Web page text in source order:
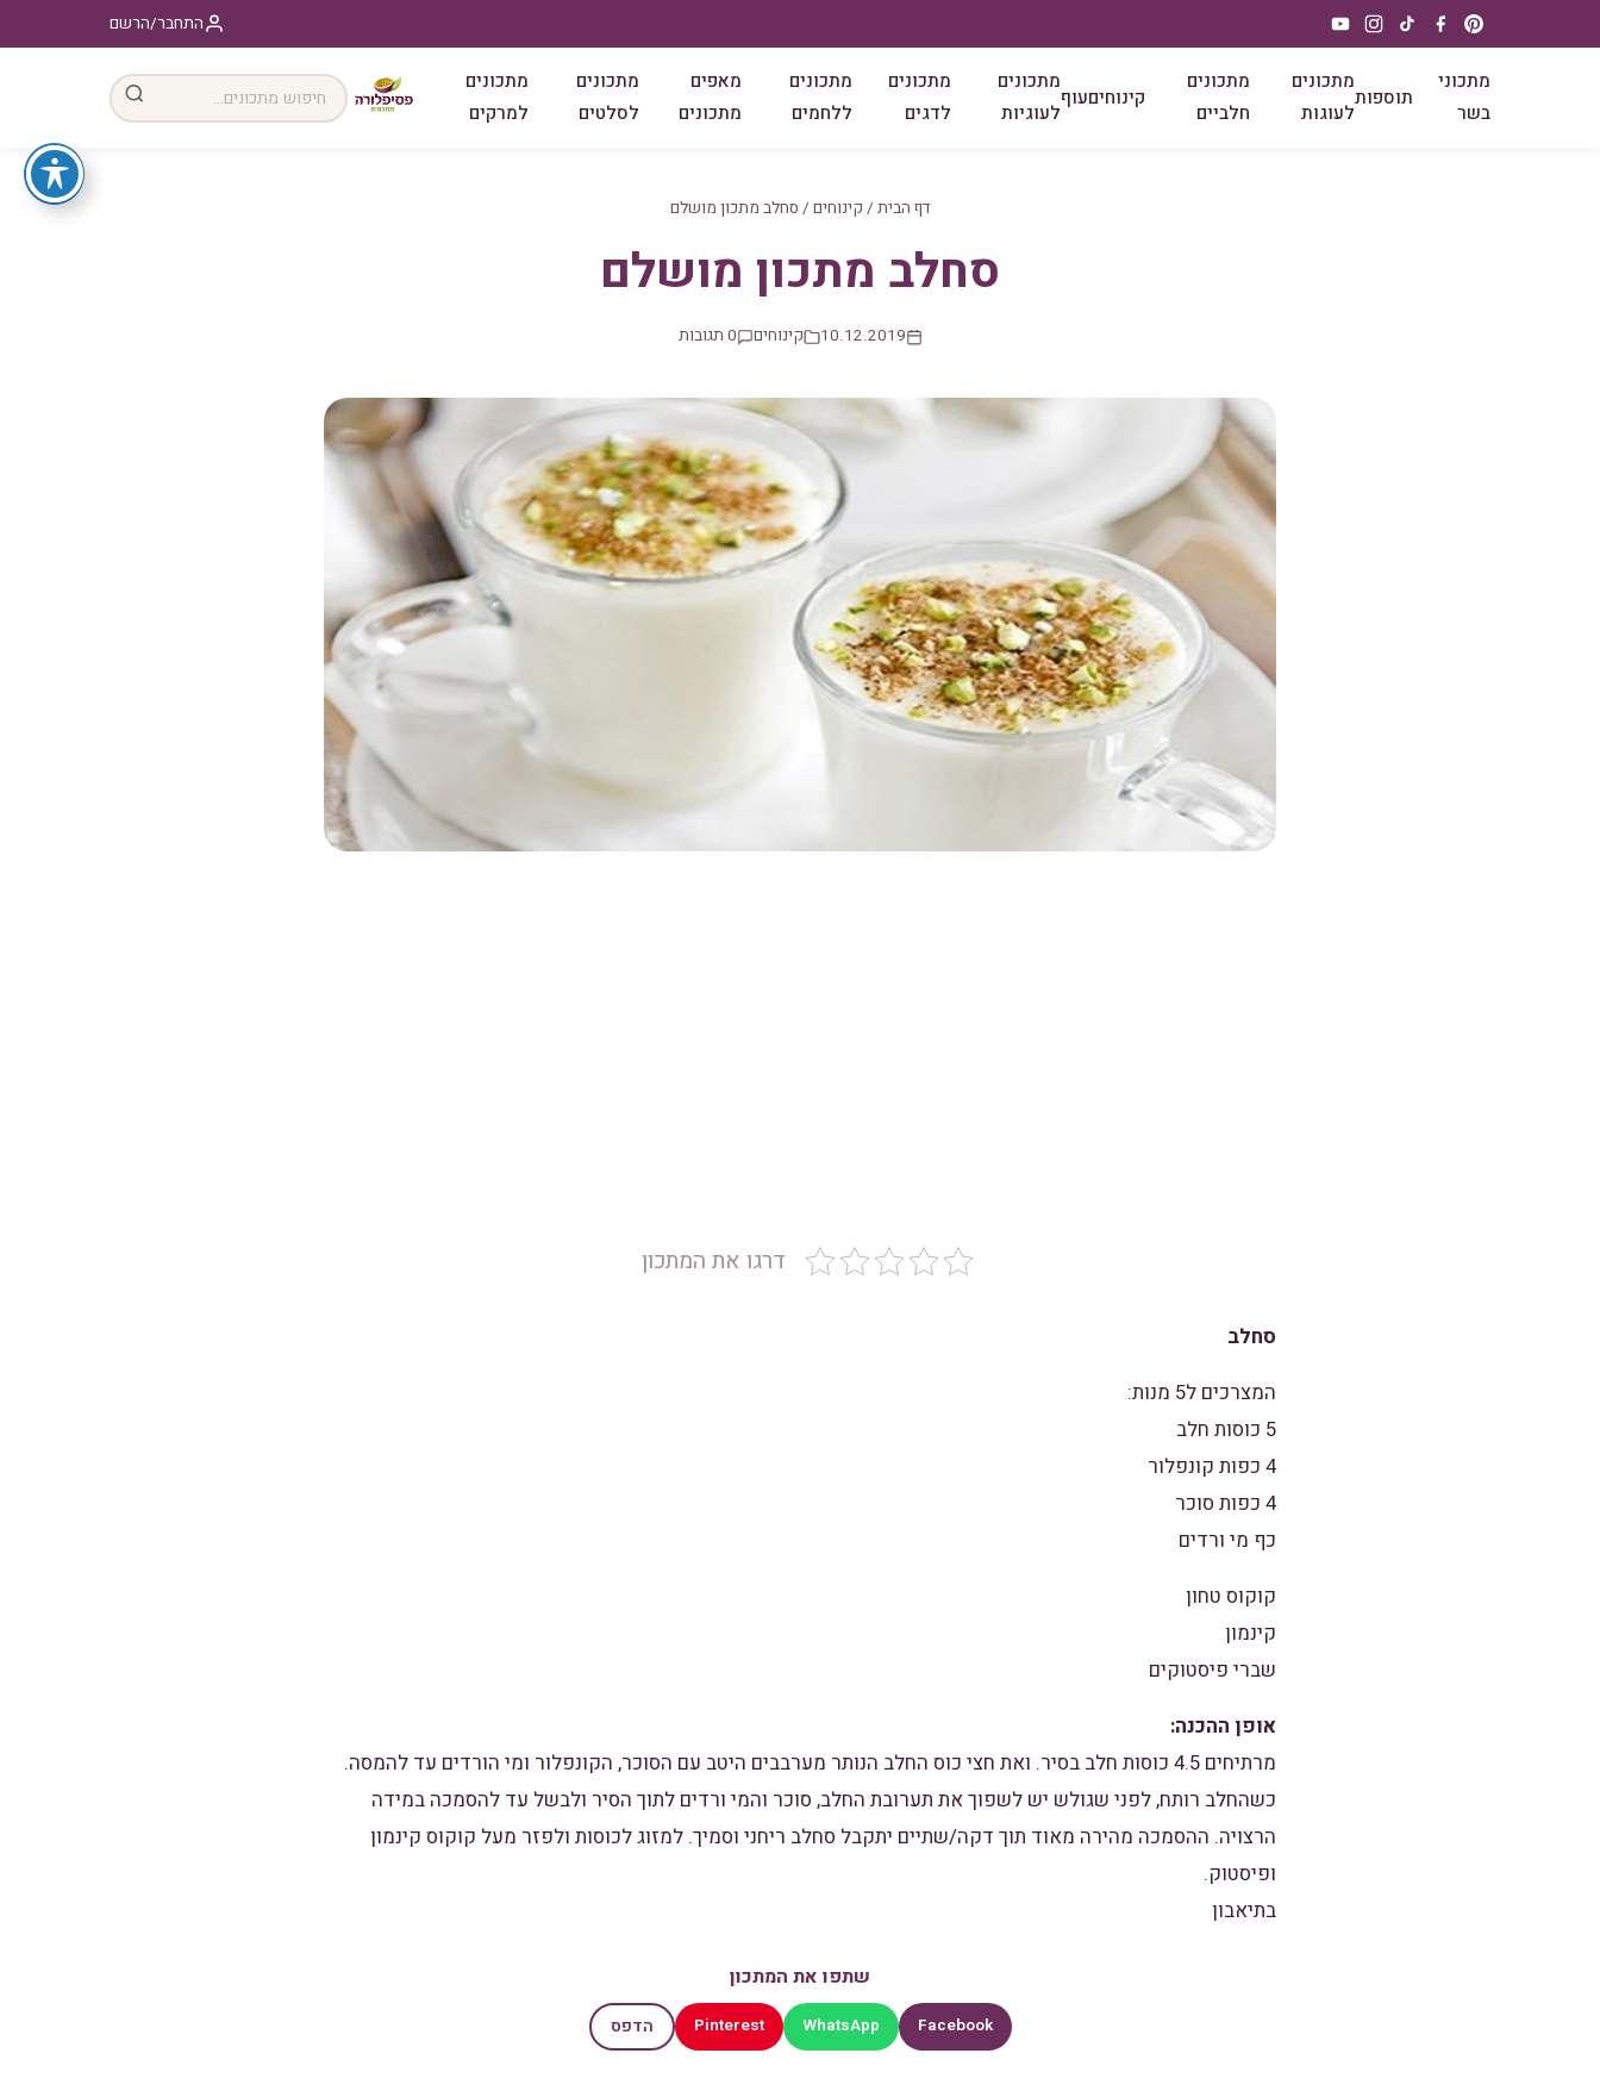
התחבר/הרשם
מתכוני
בשר
תוספות
מתכונים
לעוגות
מתכונים
חלביים
קינוחיםעוף
מתכונים
לעוגיות
מתכונים
לדגים
מתכונים
ללחמים
מאפים
מתכונים
מתכונים
לסלטים
מתכונים
למרקים
דף הבית / קינוחים / סחלב מתכון מושלם
סחלב מתכון מושלם
10.12.2019 קינוחים 0 תגובות
דרגו את המתכון
סחלב
המצרכים ל5 מנות:
5 כוסות חלב
4 כפות קונפלור
4 כפות סוכר
כף מי ורדים
קוקוס טחון
קינמון
שברי פיסטוקים
אופן ההכנה:
מרתיחים 4.5 כוסות חלב בסיר. ואת חצי כוס החלב הנותר מערבבים היטב עם הסוכר, הקונפלור ומי הורדים עד להמסה.
כשהחלב רותח, לפני שגולש יש לשפוך את תערובת החלב, סוכר והמי ורדים לתוך הסיר ולבשל עד להסמכה במידה
הרצויה. ההסמכה מהירה מאוד תוך דקה/שתיים יתקבל סחלב ריחני וסמיך. למזוג לכוסות ולפזר מעל קוקוס קינמון
ופיסטוק.
בתיאבון
שתפו את המתכון
Facebook
WhatsApp
Pinterest הדפס